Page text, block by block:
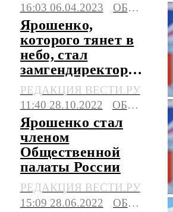
Последние события,
16:03 06.04.2023 ОБЩЕСТВО
Ярошенко,
которого тянет в
небо, стал
замгендиректора
аэропорта
РЕДАКЦИЯ ВЕСТИ.РУ
11:40 28.10.2022
ОБЩЕСТВО
Ярошенко стал
членом
Общественной
палаты России
РЕДАКЦИЯ ВЕСТИ.РУ
15:09 28.06.2022
ОБЩЕСТВО